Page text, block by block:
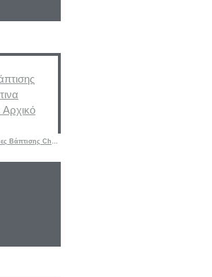
Χειροποίητες Μπομπονιέρες Βάπτισης Cherry – Υφασμάτινα Πορτοφολάκια με Αρχικό Ονόματος